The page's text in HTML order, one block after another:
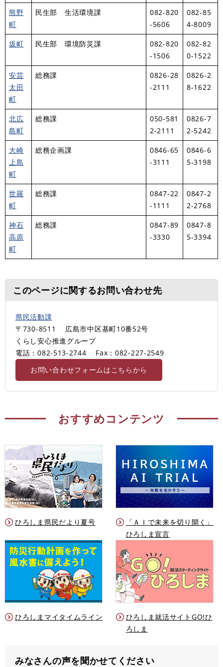
熊野
町
民生部 生活環境課
082-820
-5606
082-85
4-8009
坂町 民生部 環境防災課
082-820
-1506
082-82
0-1522
安芸
太田
町
総務課
0826-28
-2111
0826-2
8-1622
北広
島町
総務課
050-581
2-2111
0826-7
2-5242
大崎
上島
町
総務企画課
0846-65
-3111
0846-6
5-3198
世羅
町
総務課
0847-22
-1111
0847-2
2-2768
神石
高原
町
総務課
0847-89
-3330
0847-8
5-3394
このページに関するお問い合わせ先
県民活動課
〒730-8511
広島市中区基町10番52号
くらし安心推進グループ
電話：082-513-2744
Fax：082-227-2549
お問い合わせフォームはこちらから
おすすめコンテンツ
ひろしま県民だより夏号
「ＡＩで未来を切り開く」
ひろしま宣言
ひろしまマイタイムライン
ひろしま就活サイトGO!ひ
ろしま
みなさんの声を聞かせてください